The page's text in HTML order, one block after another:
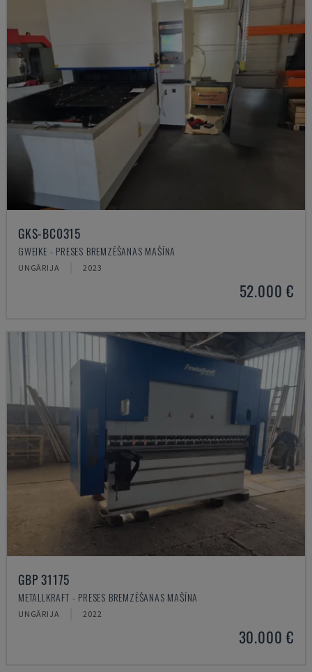
GKS-BC0315
GWEIKE - PRESES BREMZĒŠANAS MAŠĪNA
UNGĀRIJA 2023
52.000 €
GBP 31175
METALLKRAFT - PRESES BREMZĒŠANAS MAŠĪNA
UNGĀRIJA 2022
30.000 €